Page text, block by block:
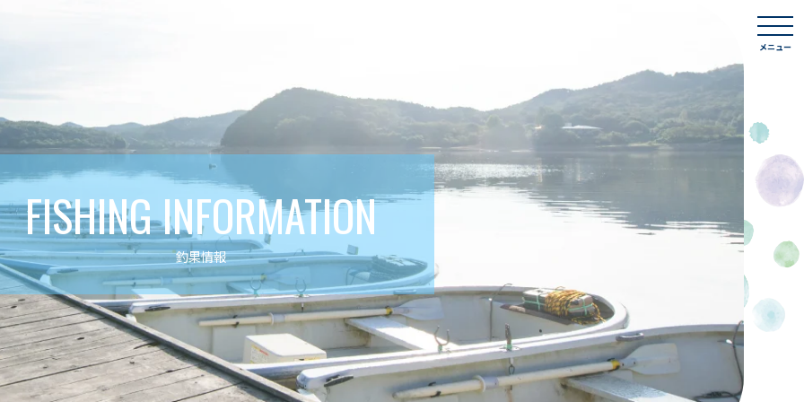
メニュー
FISHING INFORMATION
釣果情報